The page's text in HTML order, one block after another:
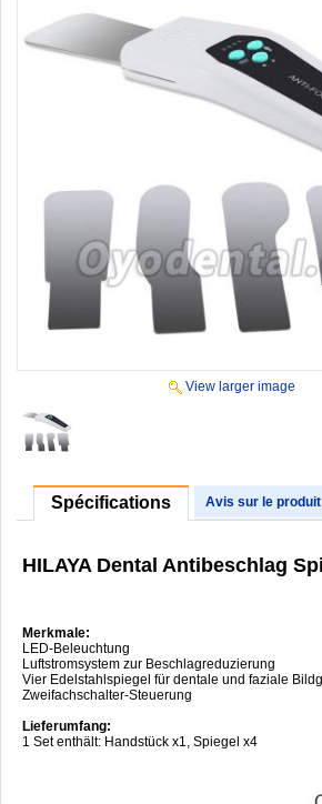
View larger image
Spécifications Avis sur le produit
HILAYA Dental Antibeschlag
Merkmale:
LED-Beleuchtung
Luftstromsystem zur Beschlagreduzierung
Vier Edelstahlspiegel für dentale und faziale
Zweifachschalter-Steuerung
Lieferumfang:
1 Set enthält: Handstück x1, Spiegel x4